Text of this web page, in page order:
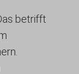
betrifft